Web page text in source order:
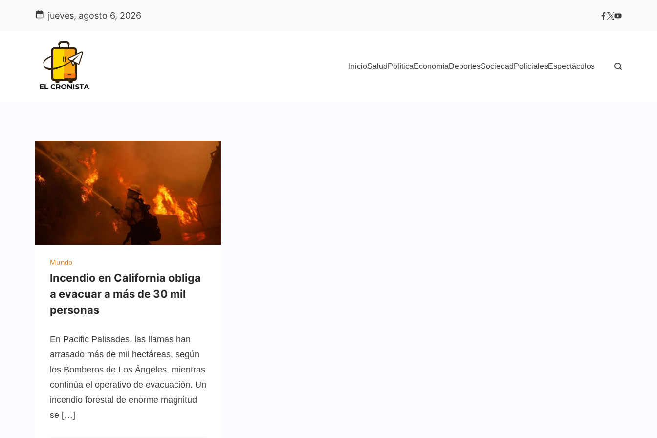
jueves, agosto 6, 2026
InicioSalud PolíticaEconomíaDeportesSociedad PolicialesEspectáculos
Mundo
Incendio en California obliga
a evacuar a más de 30 mil
personas
En Pacific Palisades, las llamas han
arrasado más de mil hectáreas, según
los Bomberos de Los Ángeles, mientras
continúa el operativo de evacuación. Un
incendio forestal de enorme magnitud
se […]